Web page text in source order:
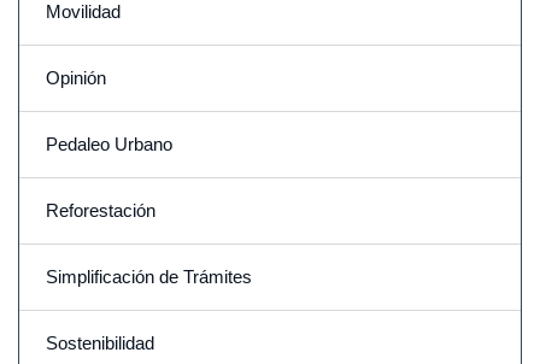
Movilidad
Opinión
Pedaleo Urbano
Reforestación
Simplificación de Trámites
Sostenibilidad